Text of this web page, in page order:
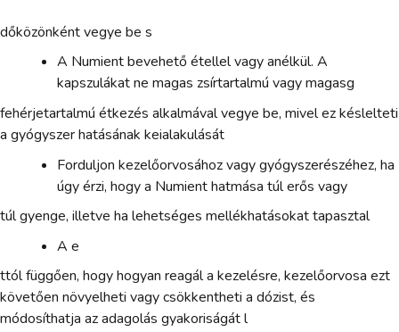
dőközönként vegye be s
A Numient bevehető étellel vagy anélkül. A
kapszulákat ne magas zsírtartalmú vagy magasg
fehérjetartalmú étkezés alkalmával vegye be, mivel ez késlelteti
a gyógyszer hatásának keialakulását
Forduljon kezelőorvosához vagy gyógyszerészéhez, ha
úgy érzi, hogy a Numient hatmása túl erős vagy
túl gyenge, illetve ha lehetséges mellékhatásokat tapasztal
A e
ttól függően, hogy hogyan reagál a kezelésre, kezelőorvosa ezt
követően növyelheti vagy csökkentheti a dózist, és
módosíthatja az adagolás gyakoriságát l